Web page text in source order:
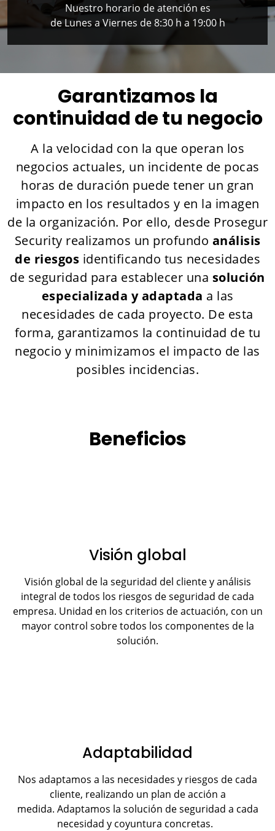
Nuestro horario de atención es
de Lunes a Viernes de 8:30 h a 19:00 h
Garantizamos la
continuidad de tu negocio
A la velocidad con la que operan los
negocios actuales, un incidente de pocas
horas de duración puede tener un gran
impacto en los resultados y en la imagen
de la organización. Por ello, desde Prosegur
Security realizamos un profundo análisis
de riesgos identificando tus necesidades
de seguridad para establecer una solución
especializada y adaptada a las
necesidades de cada proyecto. De esta
forma, garantizamos la continuidad de tu
negocio y minimizamos el impacto de las
posibles incidencias.
Beneficios
Visión global
Visión global de la seguridad del cliente y análisis
integral de todos los riesgos de seguridad de cada
empresa. Unidad en los criterios de actuación, con un
mayor control sobre todos los componentes de la
solución.
Adaptabilidad
Nos adaptamos a las necesidades y riesgos de cada
cliente, realizando un plan de acción a
medida. Adaptamos la solución de seguridad a cada
necesidad y coyuntura concretas.